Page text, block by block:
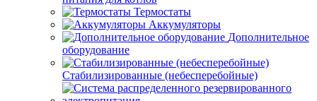
Термостаты
Аккумуляторы
Дополнительное
оборудование
Стабилизированные (небесперебойные)